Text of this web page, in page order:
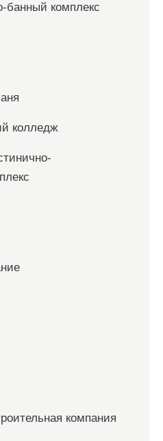
банный комплекс
колледж
компания